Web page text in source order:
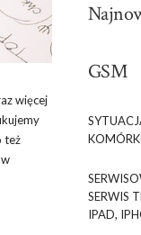
więcej
też
GSM
SERWIS
IPAD,